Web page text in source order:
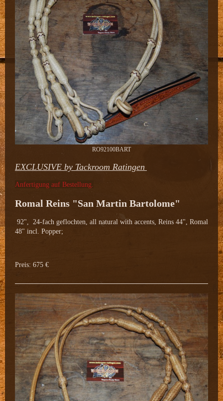
RO92100BART
EXCLUSIVE by Tackroom Ratingen
Anfertigung auf Bestellung.
Romal Reins "San Martin Bartolome"
92", 24-fach geflochten, all natural with accents, Reins 44", Romal
48" incl. Popper;
Preis: 675 €